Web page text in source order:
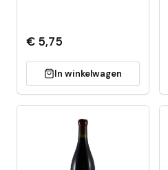
€ 5,75
In winkelwagen